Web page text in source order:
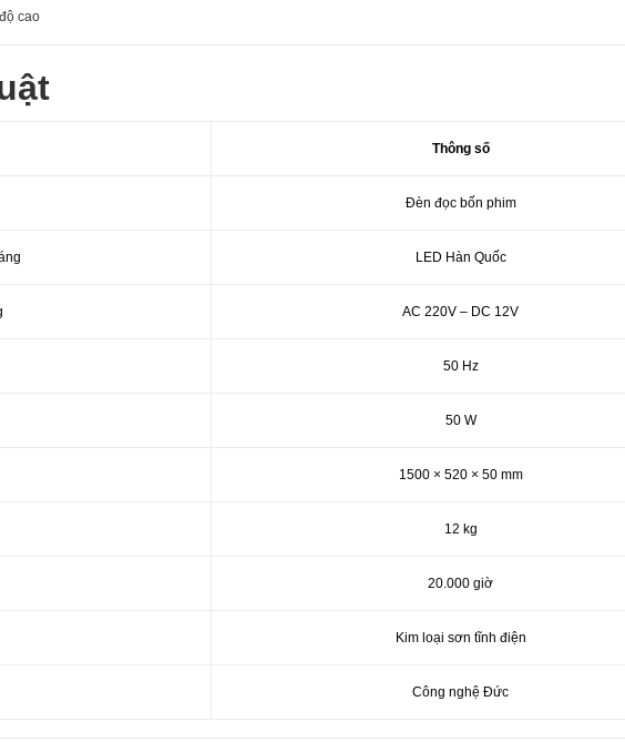
cao
Thông số
Đèn đọc bốn phim
LED Hàn Quốc
AC 220V – DC 12V
50 Hz
50 W
1500 × 520 × 50 mm
12 kg
20.000 giờ
Kim loại sơn tĩnh điện
Công nghệ Đức